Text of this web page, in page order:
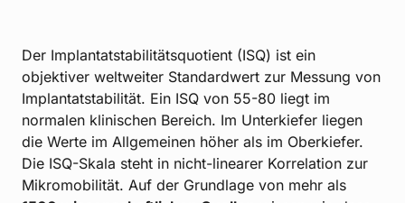
Der Implantatstabilitätsquotient (ISQ) ist ein
objektiver weltweiter Standardwert zur Messung von
Implantatstabilität. Ein ISQ von 55-80 liegt im
normalen klinischen Bereich. Im Unterkiefer liegen
die Werte im Allgemeinen höher als im Oberkiefer.
Die ISQ-Skala steht in nicht-linearer Korrelation zur
Mikromobilität. Auf der Grundlage von mehr als